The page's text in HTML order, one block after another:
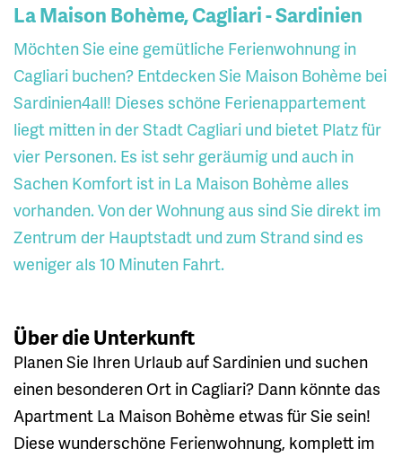
La Maison Bohème, Cagliari - Sardinien
Möchten Sie eine gemütliche Ferienwohnung in
Cagliari buchen? Entdecken Sie Maison Bohème bei
Sardinien4all! Dieses schöne Ferienappartement
liegt mitten in der Stadt Cagliari und bietet Platz für
vier Personen. Es ist sehr geräumig und auch in
Sachen Komfort ist in La Maison Bohème alles
vorhanden. Von der Wohnung aus sind Sie direkt im
Zentrum der Hauptstadt und zum Strand sind es
weniger als 10 Minuten Fahrt.
Über die Unterkunft
Planen Sie Ihren Urlaub auf Sardinien und suchen
einen besonderen Ort in Cagliari? Dann könnte das
Apartment La Maison Bohème etwas für Sie sein!
Diese wunderschöne Ferienwohnung, komplett im